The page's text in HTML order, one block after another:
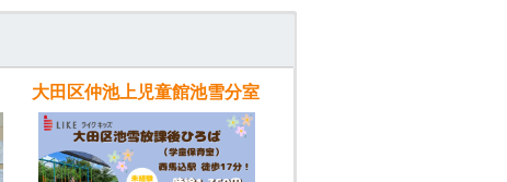
大田区仲池上児童館池雪分室